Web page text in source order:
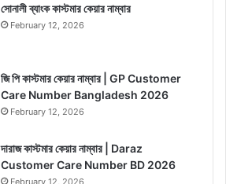
সোনালী ব্যাংক কাস্টমার কেয়ার নাম্বার
February 12, 2026
জি পি কাস্টমার কেয়ার নাম্বার | GP Customer
Care Number Bangladesh 2026
February 12, 2026
দারাজ কাস্টমার কেয়ার নাম্বার | Daraz
Customer Care Number BD 2026
February 12, 2026